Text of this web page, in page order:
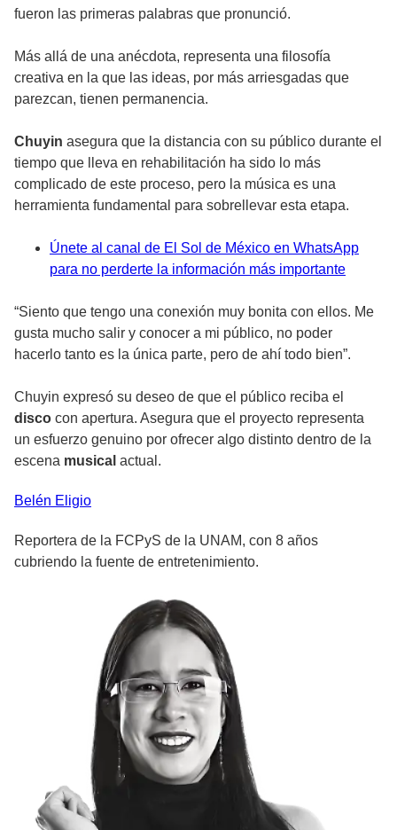
fueron las primeras palabras que pronunció.
Más allá de una anécdota, representa una filosofía
creativa en la que las ideas, por más arriesgadas que
parezcan, tienen permanencia.
Chuyin asegura que la distancia con su público durante el
tiempo que lleva en rehabilitación ha sido lo más
complicado de este proceso, pero la música es una
herramienta fundamental para sobrellevar esta etapa.
Únete al canal de El Sol de México en WhatsApp
para no perderte la información más importante
“Siento que tengo una conexión muy bonita con ellos. Me
gusta mucho salir y conocer a mi público, no poder
hacerlo tanto es la única parte, pero de ahí todo bien”.
Chuyin expresó su deseo de que el público reciba el
disco con apertura. Asegura que el proyecto representa
un esfuerzo genuino por ofrecer algo distinto dentro de la
escena musical actual.
Belén Eligio
Reportera de la FCPyS de la UNAM, con 8 años
cubriendo la fuente de entretenimiento.